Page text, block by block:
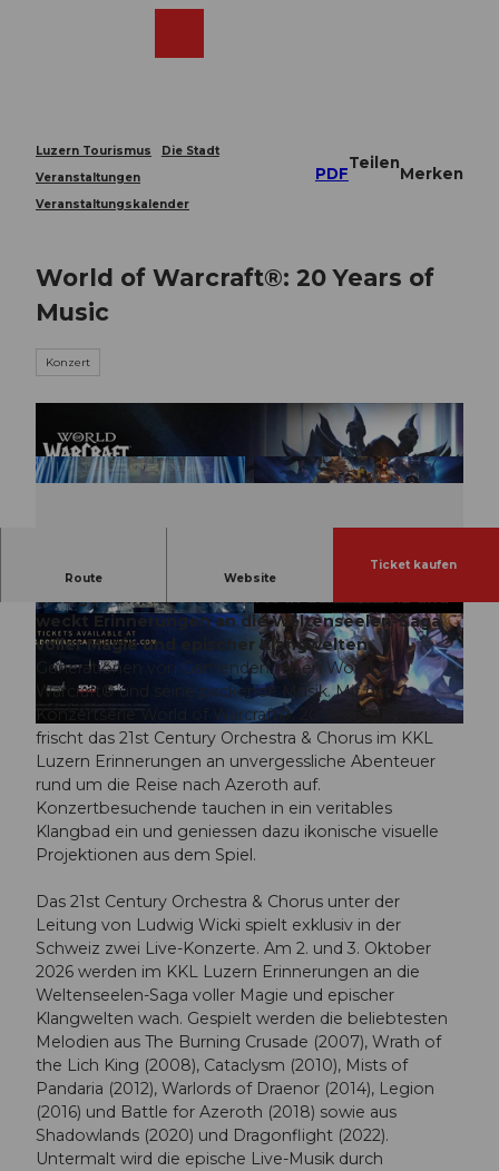
Luzern Tourismus
Die Stadt
Veranstaltungen
Veranstaltungskalender
PDF
Teilen
Merken
World of Warcraft®: 20 Years of
Music
Konzert
© Guidle.com
© Guidle.com © Guidle.com
Route Website
Ticket kaufen
Das 21st Century Orchestra & Chorus spielt die
einzigen zwei Live-Konzerte in der Schweiz und
weckt Erinnerungen an die Weltenseelen-Saga
voller Magie und epischer Klangwelten.
Generationen von Gamenden lieben World of
Warcraft® und seine packende Musik. Mit der
Konzertserie World of Warcraft®: 20 Years of Music
frischt das 21st Century Orchestra & Chorus im KKL
Luzern Erinnerungen an unvergessliche Abenteuer
rund um die Reise nach Azeroth auf.
Konzertbesuchende tauchen in ein veritables
Klangbad ein und geniessen dazu ikonische visuelle
Projektionen aus dem Spiel.
Das 21st Century Orchestra & Chorus unter der
Leitung von Ludwig Wicki spielt exklusiv in der
Schweiz zwei Live-Konzerte. Am 2. und 3. Oktober
2026 werden im KKL Luzern Erinnerungen an die
Weltenseelen-Saga voller Magie und epischer
Klangwelten wach. Gespielt werden die beliebtesten
Melodien aus The Burning Crusade (2007), Wrath of
the Lich King (2008), Cataclysm (2010), Mists of
Pandaria (2012), Warlords of Draenor (2014), Legion
(2016) und Battle for Azeroth (2018) sowie aus
Shadowlands (2020) und Dragonflight (2022).
Untermalt wird die epische Live-Musik durch